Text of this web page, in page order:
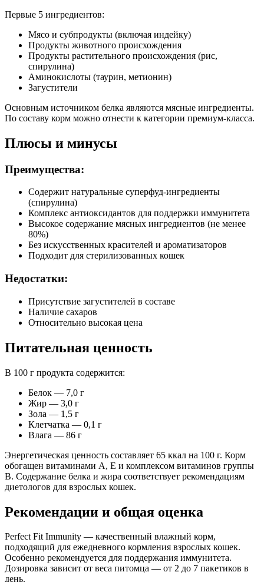
Белок (%)
7
Жир (%)
3
Клетчатка (%)
0.1
Зола (%)
Влага (%)
Первые 5 ингредиентов:
Мясо и субпродукты (включая индейку)
Продукты животного происхождения
Продукты растительного происхождения (рис,
спирулина)
Аминокислоты (таурин, метионин)
Загустители
Основным источником белка являются мясные ингредиенты.
По составу корм можно отнести к категории премиум-класса.
Плюсы и минусы
Преимущества:
Содержит натуральные суперфуд-ингредиенты
(спирулина)
Комплекс антиоксидантов для поддержки иммунитета
Высокое содержание мясных ингредиентов (не менее
80%)
Без искусственных красителей и ароматизаторов
Подходит для стерилизованных кошек
Недостатки:
Присутствие загустителей в составе
Наличие сахаров
Относительно высокая цена
Питательная ценность
В 100 г продукта содержится:
Белок — 7,0 г
Жир — 3,0 г
Зола — 1,5 г
Клетчатка — 0,1 г
Влага — 86 г
Энергетическая ценность составляет 65 ккал на 100 г. Корм
обогащен витаминами A, E и комплексом витаминов группы
B. Содержание белка и жира соответствует рекомендациям
диетологов для взрослых кошек.
Рекомендации и общая оценка
Perfect Fit Immunity — качественный влажный корм,
подходящий для ежедневного кормления взрослых кошек.
Особенно рекомендуется для поддержания иммунитета.
Дозировка зависит от веса питомца — от 2 до 7 пакетиков в
день.